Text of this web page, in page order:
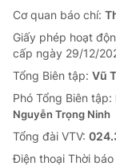
Cơ quan báo chí:
Giấy phép hoạt
cấp ngày 29/12/
Tổng Biên tập: Vũ
Phó Tổng Biên tập:
Nguyễn Trọng Ninh
Tổng đài VTV:
Ðiện thoại Thời báo